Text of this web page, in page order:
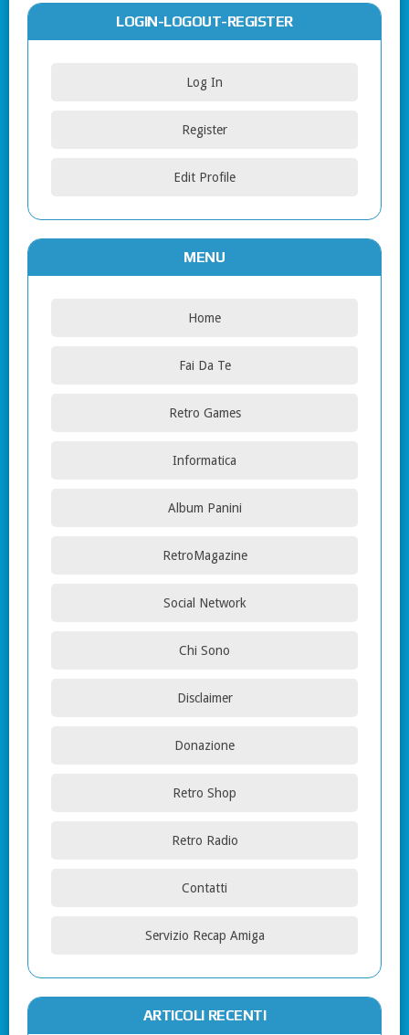
LOGIN-LOGOUT-REGISTER
Log In
Register
Edit Profile
MENU
Home
Fai Da Te
Retro Games
Informatica
Album Panini
RetroMagazine
Social Network
Chi Sono
Disclaimer
Donazione
Retro Shop
Retro Radio
Contatti
Servizio Recap Amiga
ARTICOLI RECENTI